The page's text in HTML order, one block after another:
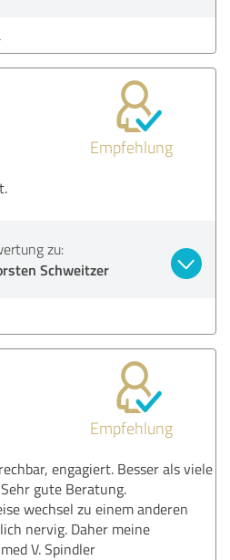
Empfehlung
zu:
Schweitzer
Empfehlung
engagiert. Besser als viele
gute Beratung.
wechsel zu einem anderen
nervig. Daher meine
V. Spindler